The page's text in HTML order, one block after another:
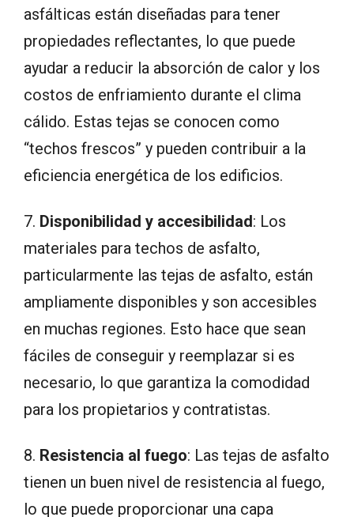
asfálticas están diseñadas para tener
propiedades reflectantes, lo que puede
ayudar a reducir la absorción de calor y los
costos de enfriamiento durante el clima
cálido. Estas tejas se conocen como
“techos frescos” y pueden contribuir a la
eficiencia energética de los edificios.
7. Disponibilidad y accesibilidad: Los
materiales para techos de asfalto,
particularmente las tejas de asfalto, están
ampliamente disponibles y son accesibles
en muchas regiones. Esto hace que sean
fáciles de conseguir y reemplazar si es
necesario, lo que garantiza la comodidad
para los propietarios y contratistas.
8. Resistencia al fuego: Las tejas de asfalto
tienen un buen nivel de resistencia al fuego,
lo que puede proporcionar una capa